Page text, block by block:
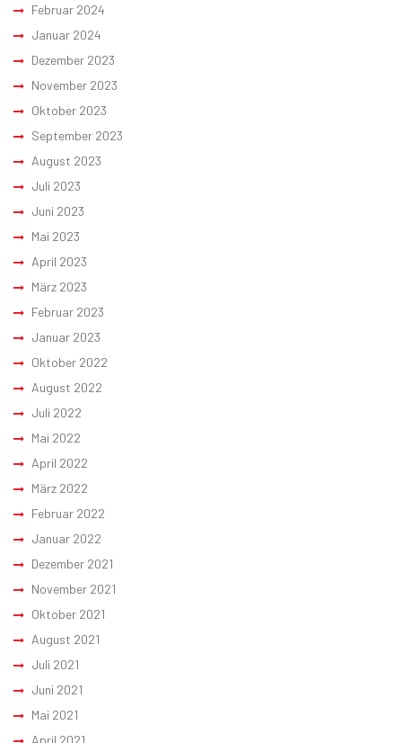
Februar 2024
Januar 2024
Dezember 2023
November 2023
Oktober 2023
September 2023
August 2023
Juli 2023
Juni 2023
Mai 2023
April 2023
März 2023
Februar 2023
Januar 2023
Oktober 2022
August 2022
Juli 2022
Mai 2022
April 2022
März 2022
Februar 2022
Januar 2022
Dezember 2021
November 2021
Oktober 2021
August 2021
Juli 2021
Juni 2021
Mai 2021
April 2021